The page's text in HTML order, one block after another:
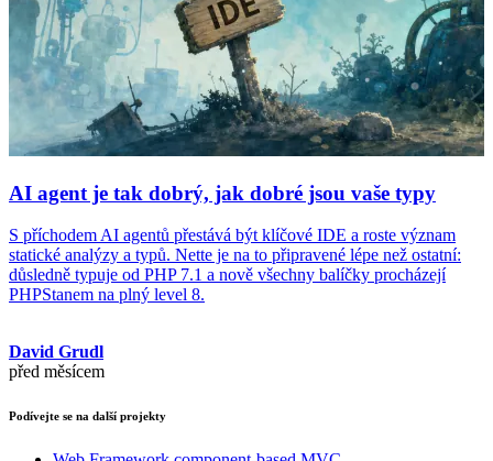
AI agent je tak dobrý, jak dobré jsou vaše typy
S příchodem AI agentů přestává být klíčové IDE a roste význam
statické analýzy a typů. Nette je na to připravené lépe než ostatní:
důsledně typuje od PHP 7.1 a nově všechny balíčky procházejí
PHPStanem na plný level 8.
David Grudl
před měsícem
Podívejte se na další projekty